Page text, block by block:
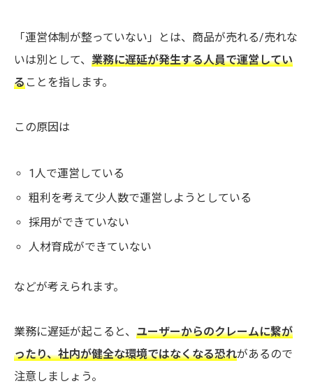
「運営体制が整っていない」とは、商品が売れる/売れな
いは別として、 業務に遅延が発生する人員で運営してい
ることを指します。
この原因は
1人で運営している
粗利を考えて少人数で運営しようとしている
採用ができていない
人材育成ができていない
などが考えられます。
業務に遅延が起こると、 ユーザーからのクレームに繋が
ったり、社内が健全な環境ではなくなる恐れがあるので
注意しましょう。